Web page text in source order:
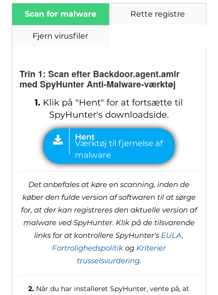
Scan for malware Rette registre
Fjern virusfiler
Trin 1: Scan efter Backdoor.agent.amlr
med SpyHunter Anti-Malware-værktøj
1. Klik på "Hent" for at fortsætte til
SpyHunter's downloadside.
Det anbefales at køre en scanning, inden de
køber den fulde version af softwaren til at sørge
for, at der kan registreres den aktuelle version af
malware ved SpyHunter. Klik på de tilsvarende
links for at kontrollere SpyHunter's EULA,
Fortrolighedspolitikog Kriterier
trusselsvurdering.
2. Når du har installeret SpyHunter, vente på, at